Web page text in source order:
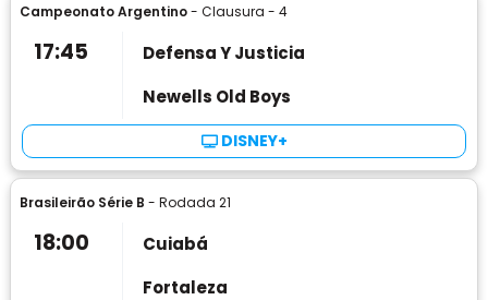
Campeonato Argentino- Clausura - 4
17:45
Defensa Y Justicia
Newells Old Boys
DISNEY+
Brasileirão Série B - Rodada 21
18:00
Cuiabá
Fortaleza